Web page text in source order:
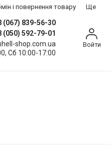
і повернення товару Ще
(067) 839-56-30
(050) 592-79-01
shop.com.ua
Сб 10:00-17:00
Войти